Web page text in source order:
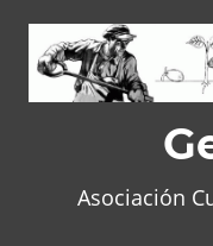
content
Asociación